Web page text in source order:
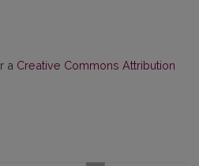
a Creative Commons Attribution